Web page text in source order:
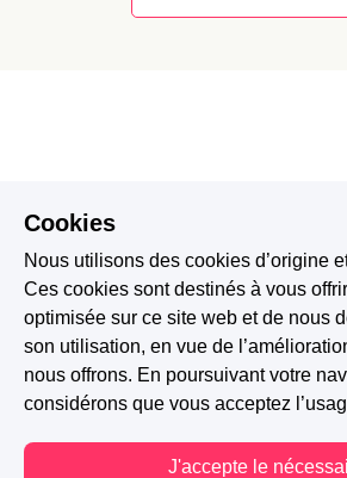
Cookies
Nous utilisons des cookies d’origine
Ces cookies sont destinés à vous
optimisée sur ce site web et de nous
son utilisation, en vue de
nous offrons. En poursuivant votre
considérons que vous acceptez
J'accepte le